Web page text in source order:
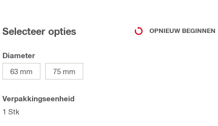
Selecteer opties OPNIEUW BEGINNEN
Diameter
63 mm
75 mm
Verpakkingseenheid
1 Stk